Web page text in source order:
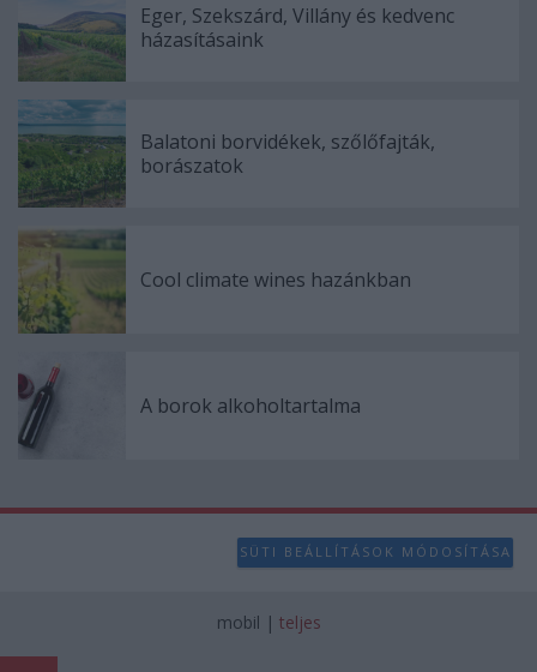
Eger, Szekszárd, Villány és kedvenc
házasításaink
Balatoni borvidékek, szőlőfajták,
borászatok
Cool climate wines hazánkban
A borok alkoholtartalma
SÜTI BEÁLLÍTÁSOK MÓDOSÍTÁSA
mobil | teljes